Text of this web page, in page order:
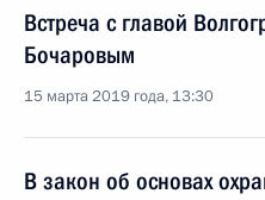
Встреча с главой
Бочаровым
15 марта 2019 года, 13:30
В закон об основах